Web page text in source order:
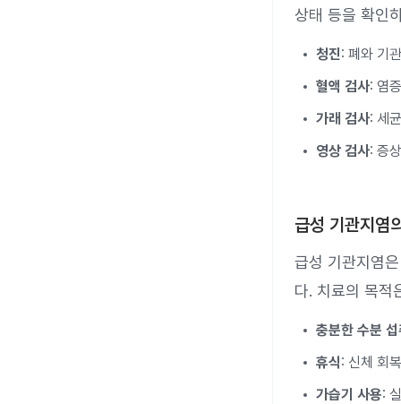
상태 등을 확인
청진: 폐와 기
혈액 검사: 염
가래 검사: 세
영상 검사: 증
급성 기관지염
급성 기관지염
다. 치료의 목적
충분한 수분
휴식: 신체 회
가습기 사용: